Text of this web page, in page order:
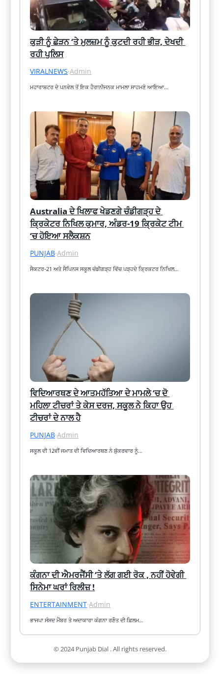
ਕੁੜੀ ਨੂੰ ਛੇੜਨ ‘ਤੇ ਮੁਲਜ਼ਮ ਨੂੰ ਕੁਟਦੀ ਰਹੀ ਭੀੜ, ਦੇਖਦੀ
ਰਹੀ ਪੁਲਿਸ
VIRALNEWS·Admin
ਮਹਾਰਾਸ਼ਟਰ ਦੇ ਪਨਵੇਲ ਤੋਂ ਇਕ ਹੈਰਾਨੀਜਨਕ ਮਾਮਲਾ ਸਾਹਮਣੇ ਆਇਆ…
Australia ਦੇ ਖਿਲਾਫ ਖੇਡਣਗੇ ਚੰਡੀਗੜ੍ਹ ਦੇ
ਕ੍ਰਿਕੇਟਰ ਨਿਖਿਲ ਕੁਮਾਰ, ਅੰਡਰ-19 ਕ੍ਰਿਕੇਟ ਟੀਮ
‘ਚ ਹੋਇਆ ਸਲੈਕਸ਼ਨ
PUNJAB·Admin
ਸੈਕਟਰ-21 ਅਤੇ ਸੈਪਿਨਸ ਸਕੂਲ ਚੰਡੀਗੜ੍ਹ ਵਿੱਚ ਪੜ੍ਹਦੇ ਕ੍ਰਿਕਟਰ ਨਿਖਿਲ…
ਵਿਦਿਆਰਥਣ ਦੇ ਆਤਮਹੱਤਿਆ ਦੇ ਮਾਮਲੇ ‘ਚ ਦੋ
ਮਹਿਲਾ ਟੀਚਰਾਂ ਤੇ ਕੇਸ ਦਰਜ, ਸਕੂਲ ਨੇ ਕਿਹਾ ਉਹ
ਟੀਚਰਾਂ ਦੇ ਨਾਲ ਹੈ
PUNJAB·Admin
ਸਕੂਲ ਦੀ 12ਵੀਂ ਜਮਾਤ ਦੀ ਵਿਦਿਆਰਥਣ ਨੇ ਸ਼ੁੱਕਰਵਾਰ ਨੂੰ…
ਕੰਗਨਾ ਦੀ ਐਮਰਜੈਂਸੀ ‘ਤੇ ਲੱਗ ਗਈ ਰੋਕ , ਨਹੀਂ ਹੋਵੇਗੀ
ਸਿਨੇਮਾ ਘਰਾਂ ਰਿਲੀਜ਼ !
ENTERTAINMENT·Admin
ਭਾਜਪਾ ਸੰਸਦ ਮੈਂਬਰ ਤੇ ਅਦਾਕਾਰਾ ਕੰਗਨਾ ਰਣੌਤ ਦੀ ਫ਼ਿਲਮ…
© 2024 Punjab Dial . All rights reserved.